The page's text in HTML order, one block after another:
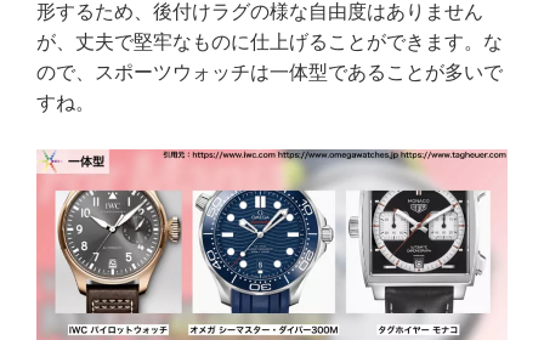
形するため、後付けラグの様な自由度はありません
が、丈夫で堅牢なものに仕上げることができます。な
ので、スポーツウォッチは一体型であることが多いで
すね。